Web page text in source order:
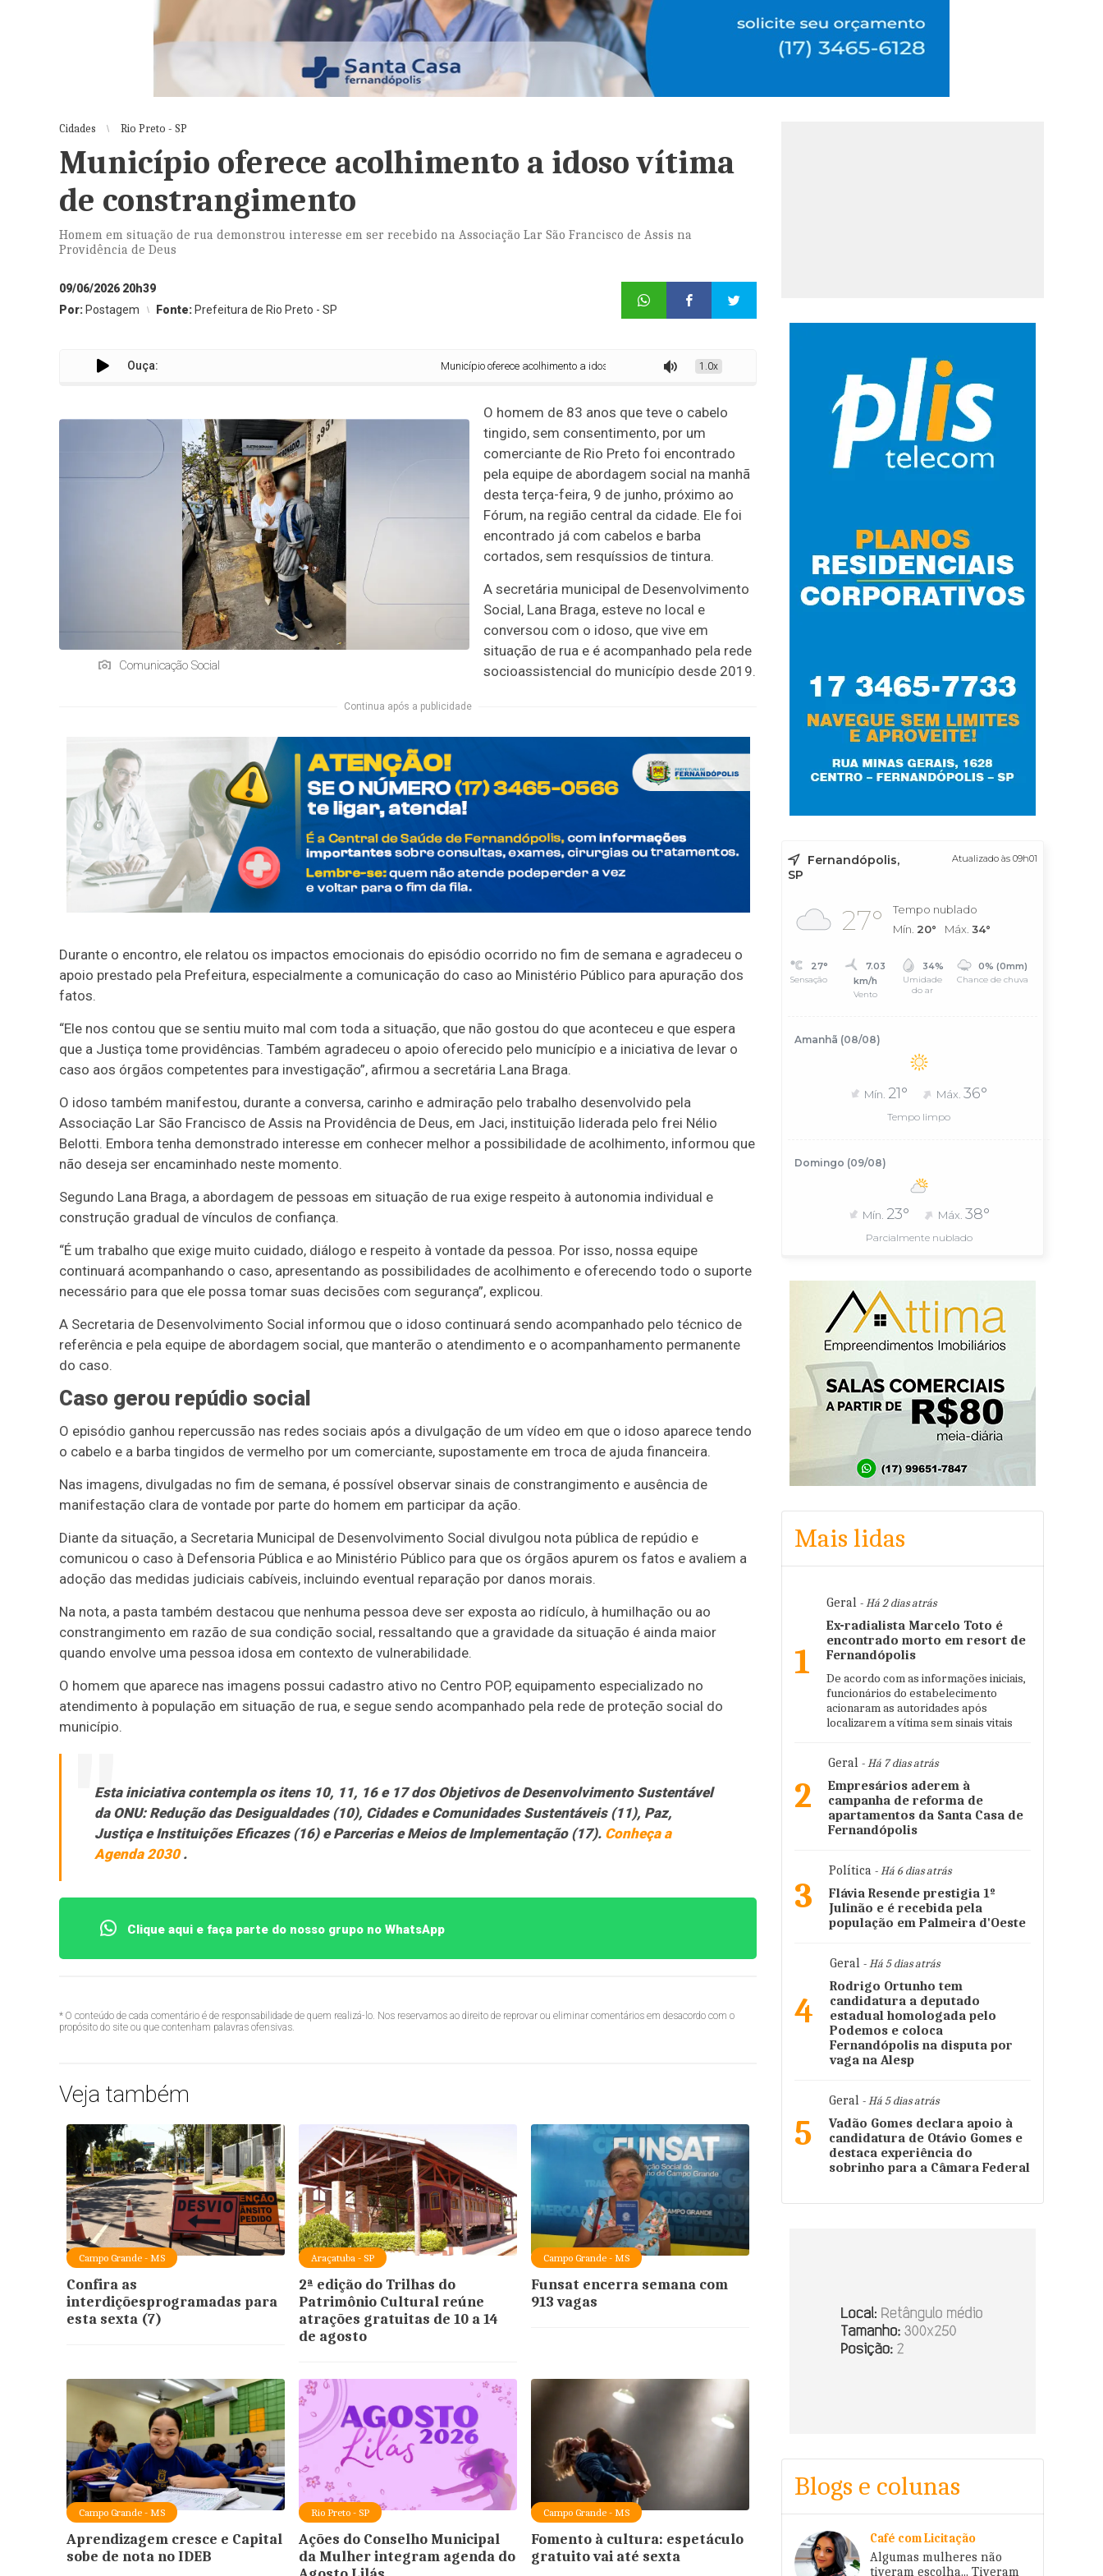
Cidades Rio Preto - SP
Município oferece acolhimento a idoso vítima
de constrangimento
Homem em situação de rua demonstrou interesse em ser recebido na Associação Lar São Francisco de Assis na
Providência de Deus
09/06/2026 20h39
Por: Postagem Fonte: Prefeitura de Rio Preto - SP
Ouça: Município oferece acolhimento a idoso vítima de constrangimento 1.0x
Comunicação Social
O homem de 83 anos que teve o cabelo
tingido, sem consentimento, por um
comerciante de Rio Preto foi encontrado
pela equipe de abordagem social na manhã
desta terça-feira, 9 de junho, próximo ao
Fórum, na região central da cidade. Ele foi
encontrado já com cabelos e barba
cortados, sem resquíssios de tintura.
A secretária municipal de Desenvolvimento
Social, Lana Braga, esteve no local e
conversou com o idoso, que vive em
situação de rua e é acompanhado pela rede
socioassistencial do município desde 2019.
Continua após a publicidade
Durante o encontro, ele relatou os impactos emocionais do episódio ocorrido no fim de semana e agradeceu o
apoio prestado pela Prefeitura, especialmente a comunicação do caso ao Ministério Público para apuração dos
fatos.
“Ele nos contou que se sentiu muito mal com toda a situação, que não gostou do que aconteceu e que espera
que a Justiça tome providências. Também agradeceu o apoio oferecido pelo município e a iniciativa de levar o
caso aos órgãos competentes para investigação”, afirmou a secretária Lana Braga.
O idoso também manifestou, durante a conversa, carinho e admiração pelo trabalho desenvolvido pela
Associação Lar São Francisco de Assis na Providência de Deus, em Jaci, instituição liderada pelo frei Nélio
Belotti. Embora tenha demonstrado interesse em conhecer melhor a possibilidade de acolhimento, informou que
não deseja ser encaminhado neste momento.
Segundo Lana Braga, a abordagem de pessoas em situação de rua exige respeito à autonomia individual e
construção gradual de vínculos de confiança.
“É um trabalho que exige muito cuidado, diálogo e respeito à vontade da pessoa. Por isso, nossa equipe
continuará acompanhando o caso, apresentando as possibilidades de acolhimento e oferecendo todo o suporte
necessário para que ele possa tomar suas decisões com segurança”, explicou.
A Secretaria de Desenvolvimento Social informou que o idoso continuará sendo acompanhado pelo técnico de
referência e pela equipe de abordagem social, que manterão o atendimento e o acompanhamento permanente
do caso.
Caso gerou repúdio social
O episódio ganhou repercussão nas redes sociais após a divulgação de um vídeo em que o idoso aparece tendo
o cabelo e a barba tingidos de vermelho por um comerciante, supostamente em troca de ajuda financeira.
Nas imagens, divulgadas no fim de semana, é possível observar sinais de constrangimento e ausência de
manifestação clara de vontade por parte do homem em participar da ação.
Diante da situação, a Secretaria Municipal de Desenvolvimento Social divulgou nota pública de repúdio e
comunicou o caso à Defensoria Pública e ao Ministério Público para que os órgãos apurem os fatos e avaliem a
adoção das medidas judiciais cabíveis, incluindo eventual reparação por danos morais.
Na nota, a pasta também destacou que nenhuma pessoa deve ser exposta ao ridículo, à humilhação ou ao
constrangimento em razão de sua condição social, ressaltando que a gravidade da situação é ainda maior
quando envolve uma pessoa idosa em contexto de vulnerabilidade.
O homem que aparece nas imagens possui cadastro ativo no Centro POP, equipamento especializado no
atendimento à população em situação de rua, e segue sendo acompanhado pela rede de proteção social do
município.
Esta iniciativa contempla os itens 10, 11, 16 e 17 dos Objetivos de Desenvolvimento Sustentável
da ONU: Redução das Desigualdades (10), Cidades e Comunidades Sustentáveis (11), Paz,
Justiça e Instituições Eficazes (16) e Parcerias e Meios de Implementação (17). Conheça a
Agenda 2030 .
Clique aqui e faça parte do nosso grupo no WhatsApp
* O conteúdo de cada comentário é de responsabilidade de quem realizá-lo. Nos reservamos ao direito de reprovar ou eliminar comentários em desacordo com o
propósito do site ou que contenham palavras ofensivas.
Veja também
Campo Grande - MS
Confira as
interdiçõesprogramadas para
esta sexta (7)
Araçatuba - SP
2ª edição do Trilhas do
Patrimônio Cultural reúne
atrações gratuitas de 10 a 14
de agosto
Campo Grande - MS
Funsat encerra semana com
913 vagas
Campo Grande - MS
Aprendizagem cresce e Capital
sobe de nota no IDEB
Rio Preto - SP
Ações do Conselho Municipal
da Mulher integram agenda do
Campo Grande - MS
Fomento à cultura: espetáculo
gratuito vai até sexta
Fernandópolis,
SP
Atualizado às 09h01
27°
Tempo nublado
Mín. 20° Máx. 34°
27°
Sensação
7.03
km/h
Vento
34%
Umidade
do ar
0% (0mm)
Chance de chuva
Amanhã (08/08)
Mín. 21° Máx.36°
Tempo limpo
Domingo (09/08)
Mín. 23° Máx. 38°
Parcialmente nublado
Mais lidas
1
Geral - Há 2 dias atrás
Ex-radialista Marcelo Toto é
encontrado morto em resort de
Fernandópolis
De acordo com as informações iniciais,
funcionários do estabelecimento
acionaram as autoridades após
localizarem a vítima sem sinais vitais
2
Geral - Há 7 dias atrás
Empresários aderem à
campanha de reforma de
apartamentos da Santa Casa de
Fernandópolis
3
Política - Há 6 dias atrás
Flávia Resende prestigia 1º
Julinão e é recebida pela
população em Palmeira d'Oeste
4
Geral - Há 5 dias atrás
Rodrigo Ortunho tem
candidatura a deputado
estadual homologada pelo
Podemos e coloca
Fernandópolis na disputa por
vaga na Alesp
5
Geral - Há 5 dias atrás
Vadão Gomes declara apoio à
candidatura de Otávio Gomes e
destaca experiência do
sobrinho para a Câmara Federal
Blogs e colunas
Café com Licitação
Algumas mulheres não
tiveram escolha... Tiveram